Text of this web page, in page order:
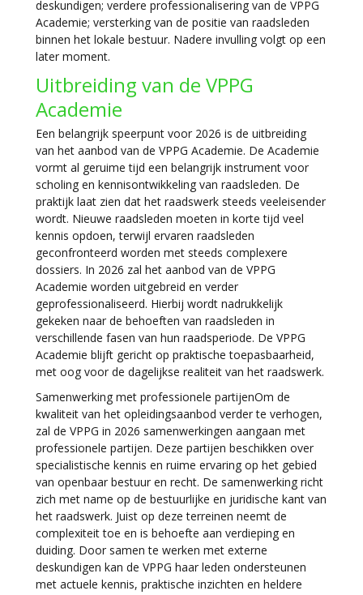
deskundigen; verdere professionalisering van de VPPG
Academie; versterking van de positie van raadsleden
binnen het lokale bestuur. Nadere invulling volgt op een
later moment.
Uitbreiding van de VPPG
Academie
Een belangrijk speerpunt voor 2026 is de uitbreiding
van het aanbod van de VPPG Academie. De Academie
vormt al geruime tijd een belangrijk instrument voor
scholing en kennisontwikkeling van raadsleden. De
praktijk laat zien dat het raadswerk steeds veeleisender
wordt. Nieuwe raadsleden moeten in korte tijd veel
kennis opdoen, terwijl ervaren raadsleden
geconfronteerd worden met steeds complexere
dossiers. In 2026 zal het aanbod van de VPPG
Academie worden uitgebreid en verder
geprofessionaliseerd. Hierbij wordt nadrukkelijk
gekeken naar de behoeften van raadsleden in
verschillende fasen van hun raadsperiode. De VPPG
Academie blijft gericht op praktische toepasbaarheid,
met oog voor de dagelijkse realiteit van het raadswerk.
Samenwerking met professionele partijenOm de
kwaliteit van het opleidingsaanbod verder te verhogen,
zal de VPPG in 2026 samenwerkingen aangaan met
professionele partijen. Deze partijen beschikken over
specialistische kennis en ruime ervaring op het gebied
van openbaar bestuur en recht. De samenwerking richt
zich met name op de bestuurlijke en juridische kant van
het raadswerk. Juist op deze terreinen neemt de
complexiteit toe en is behoefte aan verdieping en
duiding. Door samen te werken met externe
deskundigen kan de VPPG haar leden ondersteunen
met actuele kennis, praktische inzichten en heldere